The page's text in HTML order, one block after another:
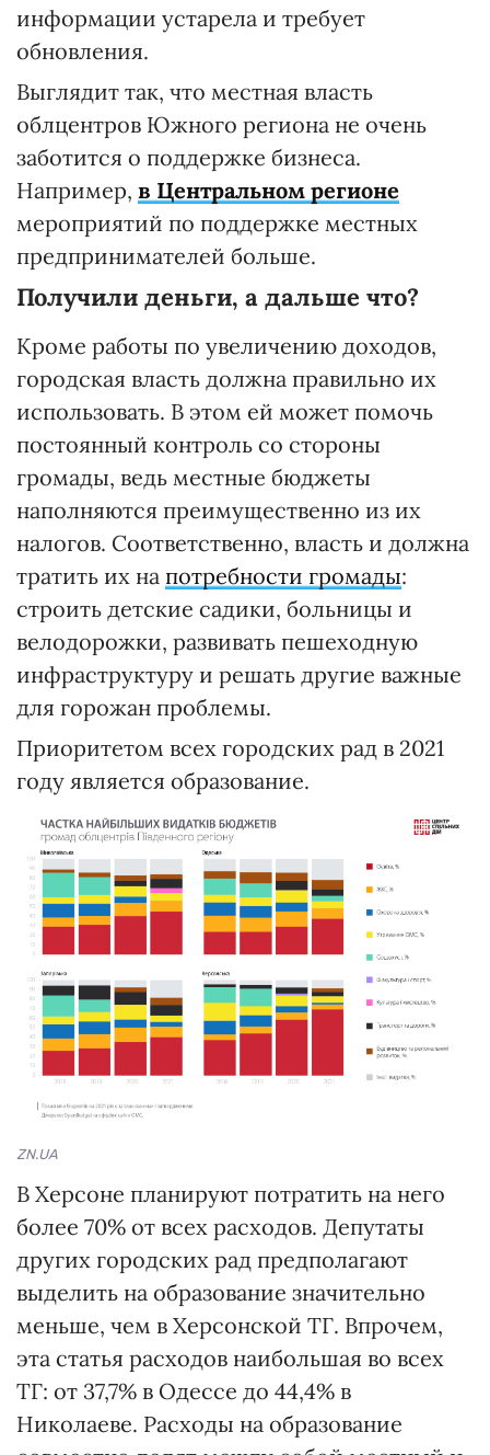
информации устарела и требует
обновления.
Выглядит так, что местная власть
облцентров Южного региона не очень
заботится о поддержке бизнеса.
Например, в Центральном регионе
мероприятий по поддержке местных
предпринимателей больше.
Получили деньги, а дальше что?
Кроме работы по увеличению доходов,
городская власть должна правильно их
использовать. В этом ей может помочь
постоянный контроль со стороны
громады, ведь местные бюджеты
наполняются преимущественно из их
налогов. Соответственно, власть и должна
тратить их на потребности громады:
строить детские садики, больницы и
велодорожки, развивать пешеходную
инфраструктуру и решать другие важные
для горожан проблемы.
Приоритетом всех городских рад в 2021
году является образование.
ZN.UA
В Херсоне планируют потратить на него
более 70% от всех расходов. Депутаты
других городских рад предполагают
выделить на образование значительно
меньше, чем в Херсонской ТГ. Впрочем,
эта статья расходов наибольшая во всех
ТГ: от 37,7% в Одессе до 44,4% в
Николаеве. Расходы на образование